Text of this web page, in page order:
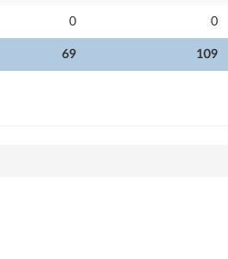
69 109
0 0